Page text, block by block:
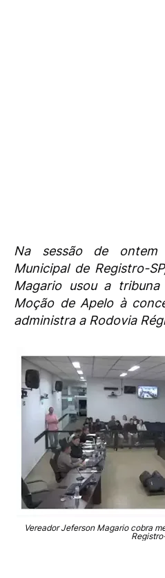
Na sessão de ontem
Municipal de Registro-
Magario usou a
Moção de Apelo à
administra a Rodovia
Vereador Jeferson Magario cobra